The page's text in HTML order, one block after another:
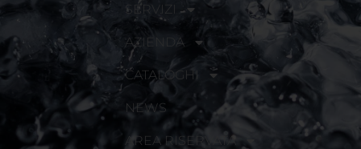
SERVIZI
AZIENDA
CATALOGHI
NEWS
AREA RISERVATA